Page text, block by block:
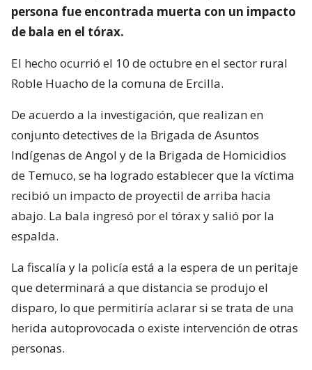
persona fue encontrada muerta con un impacto
de bala en el tórax.
El hecho ocurrió el 10 de octubre en el sector rural
Roble Huacho de la comuna de Ercilla.
De acuerdo a la investigación, que realizan en
conjunto detectives de la Brigada de Asuntos
Indígenas de Angol y de la Brigada de Homicidios
de Temuco, se ha logrado establecer que la víctima
recibió un impacto de proyectil de arriba hacia
abajo. La bala ingresó por el tórax y salió por la
espalda.
La fiscalía y la policía está a la espera de un peritaje
que determinará a que distancia se produjo el
disparo, lo que permitiría aclarar si se trata de una
herida autoprovocada o existe intervención de otras
personas.